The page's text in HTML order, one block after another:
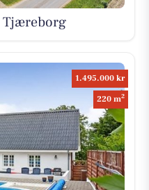
Tjæreborg
1.495.000 kr
220 m2